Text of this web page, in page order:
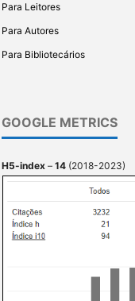
Para Leitores
Para Autores
Para Bibliotecários
GOOGLE METRICS
H5-index – 14 (2018-2023)